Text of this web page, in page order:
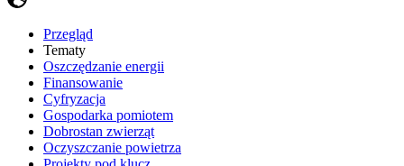
Przegląd
Tematy
​Oszczędzanie energii
Finansowanie
Cyfryzacja
Gospodarka pomiotem
Dobrostan zwierząt
Oczyszczanie powietrza